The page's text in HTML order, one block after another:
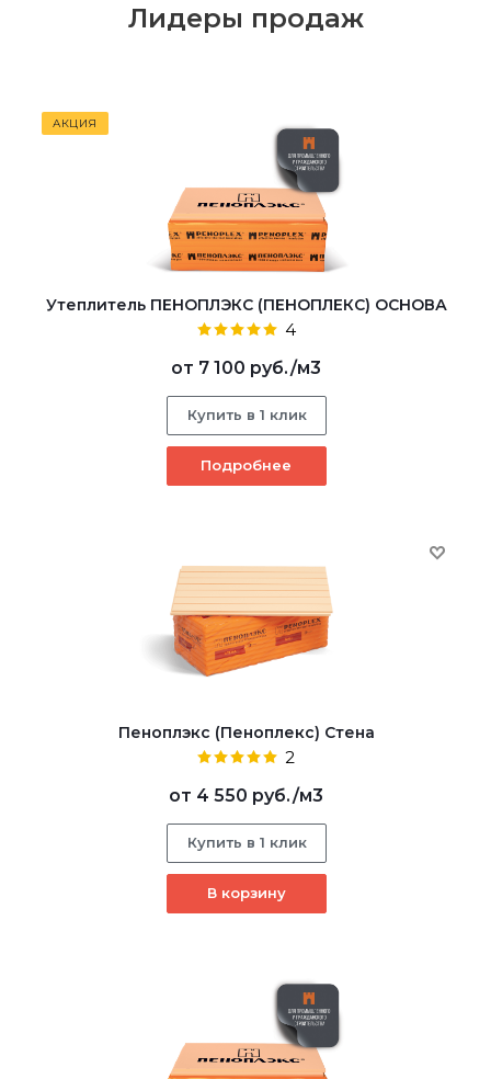
Лидеры продаж
АКЦИЯ
Утеплитель ПЕНОПЛЭКС (ПЕНОПЛЕКС) ОСНОВА
4
от 7 100 руб./м3
Купить в 1 клик
Подробнее
Пеноплэкс (Пеноплекс) Стена
2
от 4 550 руб./м3
Купить в 1 клик
В корзину